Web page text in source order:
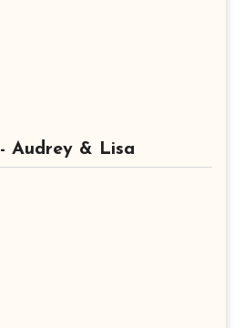
- Audrey & Lisa